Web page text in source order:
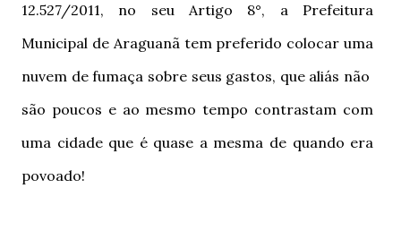
12.527/2011, no seu Artigo 8°, a Prefeitura
Municipal de Araguanã tem preferido colocar uma
nuvem de fumaça sobre seus gastos, que aliás não
são poucos e ao mesmo tempo contrastam com
uma cidade que é quase a mesma de quando era
povoado!